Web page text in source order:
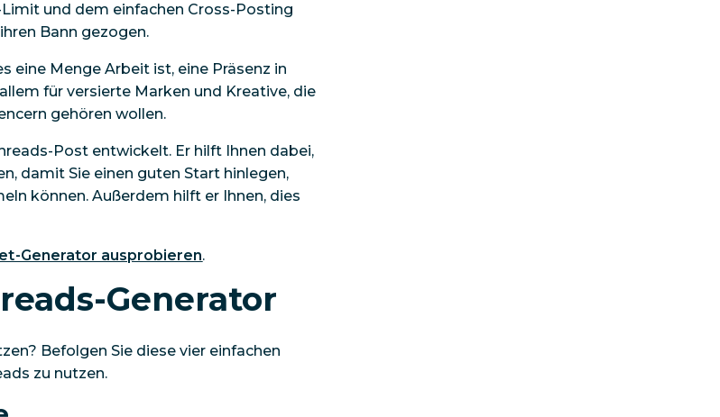
und dem einfachen Cross-Posting
Bann gezogen.
eine Menge Arbeit ist, eine Präsenz in
für versierte Marken und Kreative, die
gehören wollen.
Post entwickelt. Er hilft Ihnen dabei,
damit Sie einen guten Start hinlegen,
können. Außerdem hilft er Ihnen, dies
Generator ausprobieren.
Generator
Befolgen Sie diese vier einfachen
zu nutzen.